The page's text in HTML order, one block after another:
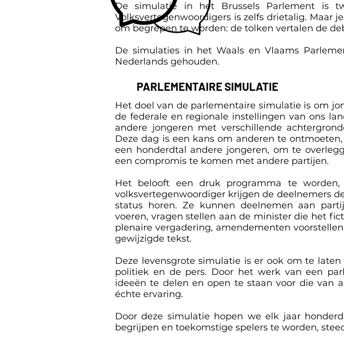
De simulatie in het Brussels Parlement is
Volksvertegenwoordigers is zelfs drietalig. Maar
om begrepen te worden: de tolken vertalen de
De simulaties in het Waals en Vlaams
Nederlands gehouden.
PARLEMENTAIRE SIMULATIE
Het doel van de parlementaire simulatie is om
de federale en regionale instellingen van ons
andere jongeren met verschillende
Deze dag is een kans om anderen te
een honderdtal andere jongeren, om te
een compromis te komen met andere partijen.
Het belooft een druk programma te
volksvertegenwoordiger krijgen de deelnemers
status horen. Ze kunnen deelnemen aan
voeren, vragen stellen aan de minister die het
plenaire vergadering, amendementen
gewijzigde tekst.
Deze levensgrote simulatie is er ook om te
politiek en de pers. Door het werk van een
ideeën te delen en open te staan voor die van
échte ervaring.
Door deze simulatie hopen we elk jaar
begrijpen en toekomstige spelers te worden,